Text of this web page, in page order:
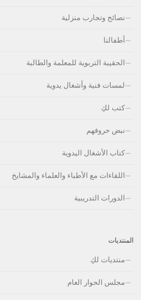
نصائح وتجارب منزلية
أطفالنا
الحقيبة التربوية للمعلمة والطالبة
لمسات فنية وأشغال يدوية
كتب لكِ
نبض حروفهم
كتاب الأشغال اليدوية
اللقاءات مع الأطباء والعلماء والمشايخ
الدورات التدريبية
المنتديات
منتديات لكِ
مجلس الحوار العام